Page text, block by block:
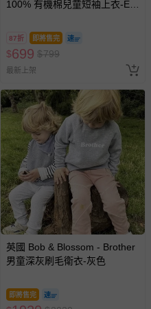
100% 有機棉兒童短袖上衣-ET
87折 即將售完
$699 $799
最新上架
英國 Bob & Blossom - Brother
男童深灰刷毛衛衣-灰色
即將售完